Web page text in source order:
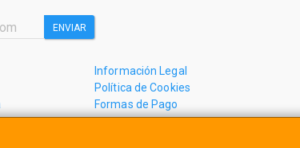
ENVIAR
Información Legal
Política de Cookies
Formas de Pago